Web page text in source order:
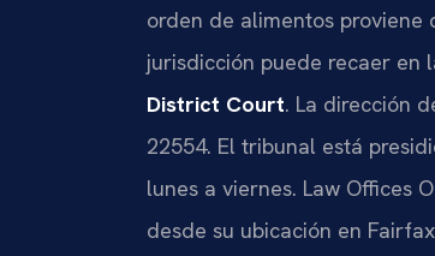
orden de alimentos proviene
jurisdicción puede recaer en
District Court. La dirección
22554. El tribunal está
lunes a viernes. Law Offices
desde su ubicación en